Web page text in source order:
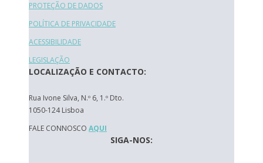
PROTEÇÃO DE DADOS
POLÍTICA DE PRIVACIDADE
ACESSIBILIDADE
LEGISLAÇÃO
LOCALIZAÇÃO E CONTACTO:
Rua Ivone Silva, N.º 6, 1.º Dto.
1050-124 Lisboa
FALE CONNOSCO AQUI
SIGA-NOS: